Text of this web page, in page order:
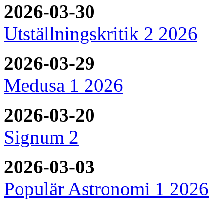
2026-03-30
Utställningskritik 2 2026
2026-03-29
Medusa 1 2026
2026-03-20
Signum 2
2026-03-03
Populär Astronomi 1 2026